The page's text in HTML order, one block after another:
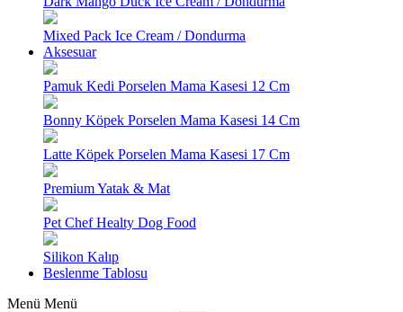
Mixed Pack Ice Cream / Dondurma
Aksesuar
Pamuk Kedi Porselen Mama Kasesi 12 Cm
Bonny Köpek Porselen Mama Kasesi 14 Cm
Latte Köpek Porselen Mama Kasesi 17 Cm
Premium Yatak & Mat
Pet Chef Healty Dog Food
Silikon Kalıp
Beslenme Tablosu
Menü Menü